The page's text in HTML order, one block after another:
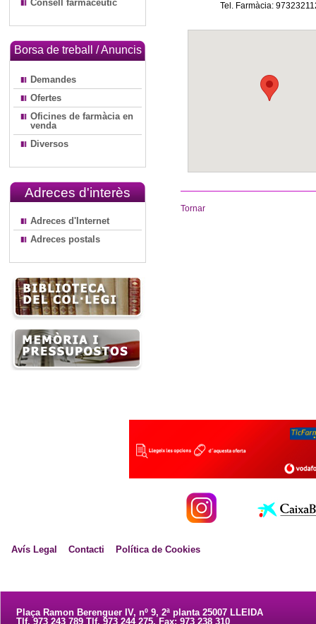
Consell farmacèutic
Borsa de treball / Anuncis
Demandes
Ofertes
Oficines de farmàcia en
venda
Diversos
Adreces d'interès
Adreces d'Internet
Adreces postals
Tel. Farmàcia:
Tornar
Avís Legal Contacti Política de Cookies
Plaça Ramon Berenguer IV, nº 9, 2ª planta 25007 LLEIDA
Tlf. 973 243 789 Tlf. 973 244 275. Fax: 973 238 310